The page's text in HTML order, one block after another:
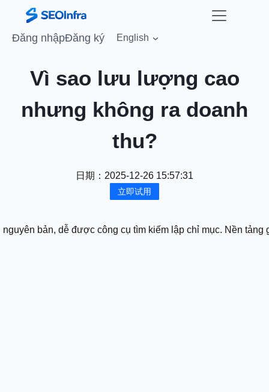
Đăng nhậpĐăng ký English
Vì sao lưu lượng cao
nhưng không ra doanh
thu?
日期： 2025-12-26 15:57:31
立即试用
bản, dễ được công cụ tìm kiếm lập chỉ mục.